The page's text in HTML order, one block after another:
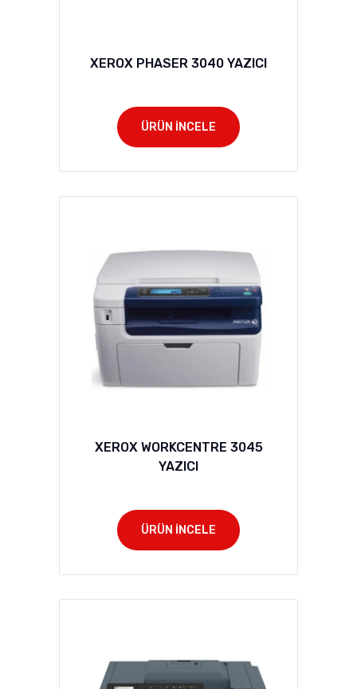
XEROX PHASER 3040 YAZICI
ÜRÜN İNCELE
XEROX WORKCENTRE 3045
YAZICI
ÜRÜN İNCELE